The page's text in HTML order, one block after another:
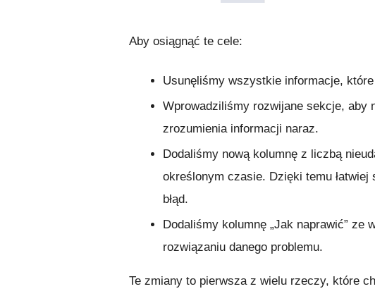
Aby osiągnąć te cele:
Usunęliśmy wszystkie informacje,
Wprowadziliśmy rozwijane sekcje, aby
zrozumienia informacji naraz.
Dodaliśmy nową kolumnę z liczbą
określonym czasie. Dzięki temu
błąd.
Dodaliśmy kolumnę „Jak naprawić” ze
rozwiązaniu danego problemu.
Te zmiany to pierwsza z wielu rzeczy, które